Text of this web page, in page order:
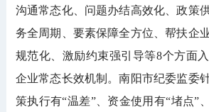
沟通常态化、问题办结高效化、政策
务全周期、要素保障全方位、帮扶企
规范化、激励约束强引导等8个方面
企业常态长效机制。南阳市纪委监委
策执行有“温差”、资金使用有“堵点”